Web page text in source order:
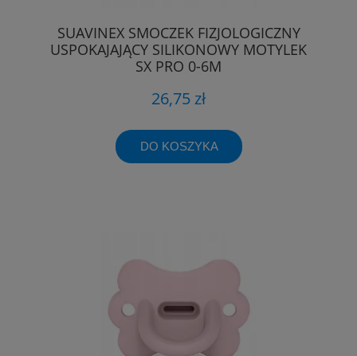
SUAVINEX SMOCZEK FIZJOLOGICZNY
USPOKAJAJĄCY SILIKONOWY MOTYLEK
SX PRO 0-6M
26,75 zł
DO KOSZYKA